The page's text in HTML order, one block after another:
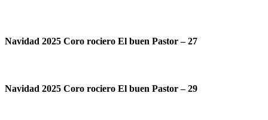
Navidad 2025 Coro rociero El buen Pastor – 27
Navidad 2025 Coro rociero El buen Pastor – 29